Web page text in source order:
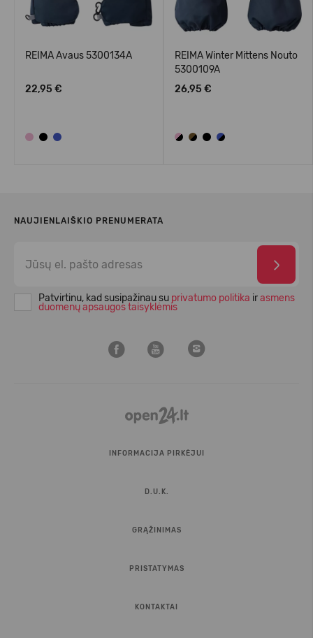
REIMA Avaus 5300134A
22,95 €
REIMA Winter Mittens Nouto
5300109A
26,95 €
NAUJIENLAIŠKIO PRENUMERATA
Patvirtinu, kad susipažinau su privatumo politika irasmens
duomenų apsaugos taisyklėmis
INFORMACIJA PIRKĖJUI
D.U.K.
GRĄŽINIMAS
PRISTATYMAS
KONTAKTAI